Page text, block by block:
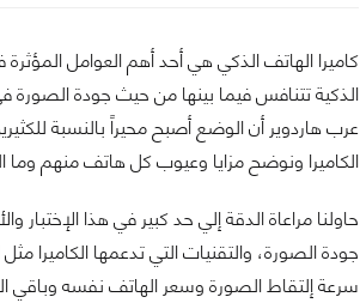
كاميرا الهاتف الذكي هي أحد أهم العوامل
الذكية تتنافس فيما بينها من حيث جودة الصورة
الكاميرا ونوضح مزايا وعيوب كل هاتف منهم
حاولنا مراعاة الدقة إلي حد كبير في هذا
سرعة إلتقاط الصورة وسعر الهاتف نفسه وباقي